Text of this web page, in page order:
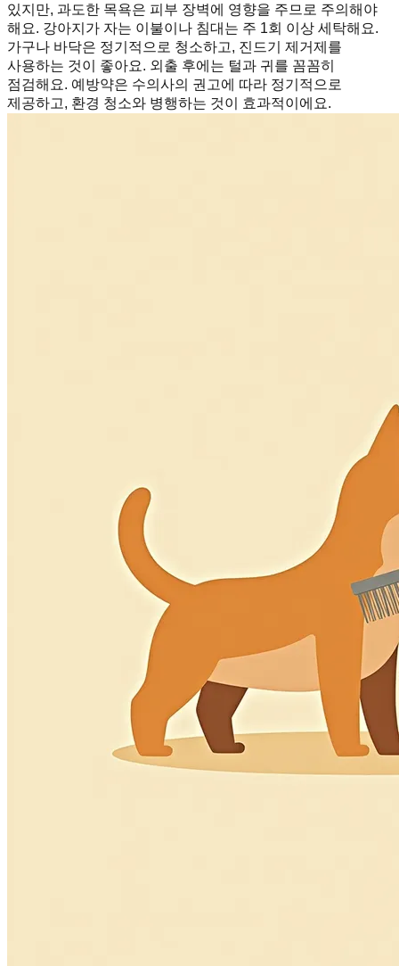
있지만, 과도한 목욕은 피부 장벽에 영향을 주므로 주의해야
해요. 강아지가 자는 이불이나 침대는 주 1회 이상 세탁해요.
가구나 바닥은 정기적으로 청소하고, 진드기 제거제를
사용하는 것이 좋아요. 외출 후에는 털과 귀를 꼼꼼히
점검해요. 예방약은 수의사의 권고에 따라 정기적으로
제공하고, 환경 청소와 병행하는 것이 효과적이에요.